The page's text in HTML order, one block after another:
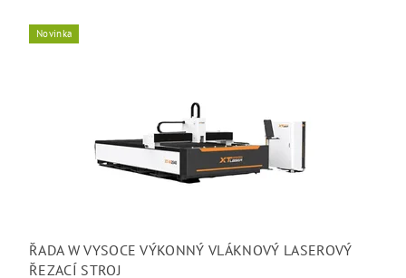
Novinka
ŘADA W VYSOCE VÝKONNÝ VLÁKNOVÝ LASEROVÝ
ŘEZACÍ STROJ